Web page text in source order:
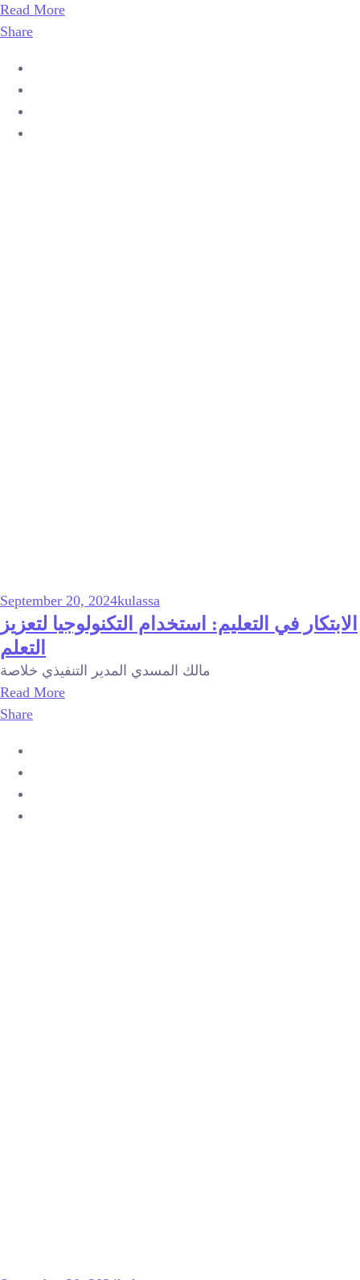
Read More
Share
September 20, 2024kulassa
الابتكار في التعليم: استخدام التكنولوجيا لتعزيز
التعلم
مالك المسدي المدير التنفيذي خلاصة
Read More
Share